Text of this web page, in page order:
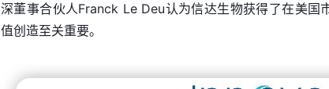
深董事合伙人Franck Le Deu认为信达生物获得了在美国
值创造至关重要。